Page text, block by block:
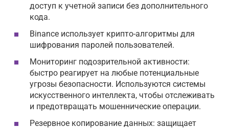
доступ к учетной записи без дополнительного
кода.
Binance использует крипто-алгоритмы для
шифрования паролей пользователей.
Мониторинг подозрительной активности:
быстро реагирует на любые потенциальные
угрозы безопасности. Используются системы
искусственного интеллекта, чтобы отслеживать
и предотвращать мошеннические операции.
Резервное копирование данных: защищает